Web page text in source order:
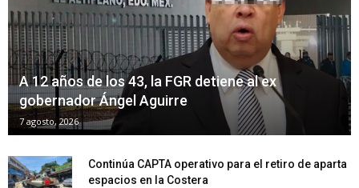
A 12 años de los 43, la FGR detiene al ex
gobernador Ángel Aguirre
7 agosto, 2026
Continúa CAPTA operativo para el retiro de aparta
espacios en la Costera